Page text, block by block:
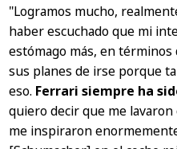
"Logramos mucho,
haber escuchado que mi
estómago más, en
sus planes de irse porque
eso. Ferrari siempre ha
quiero decir que me
me inspiraron